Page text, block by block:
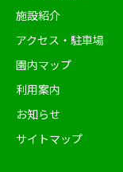
施設紹介
アクセス・駐車場
園内マップ
利用案内
お知らせ
サイトマップ